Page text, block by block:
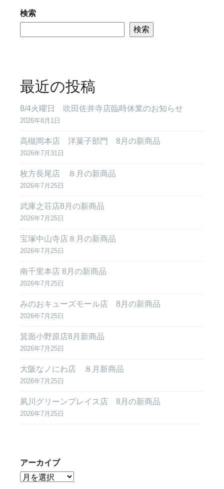
検索
検索
最近の投稿
8/4火曜日 吹田佐井寺店臨時休業のお知らせ
2026年8月1日
高槻岡本店 洋菓子部門 8月の新商品
2026年7月31日
枚方長尾店 ８月の新商品
2026年7月25日
武庫之荘店8月の新商品
2026年7月25日
宝塚中山寺店８月の新商品
2026年7月25日
南千里本店 8月の新商品
2026年7月25日
みのおキューズモール店 8月の新商品
2026年7月25日
箕面小野原店8月新商品
2026年7月25日
大阪なノにわ店 ８月新商品
2026年7月25日
夙川グリーンプレイス店 8月の新商品
2026年7月25日
アーカイブ